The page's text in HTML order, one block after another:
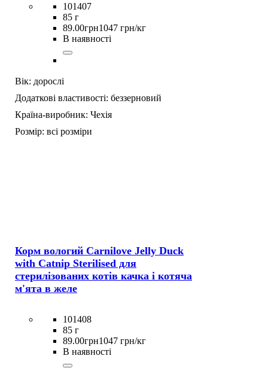
101407
85 г
89.00грн1047 грн/кг
В наявності
Вік: дорослі
Додаткові властивості: беззерновий
Країна-виробник: Чехія
Розмір: всі розміри
Корм вологий Carnilove Jelly Duck
with Catnip Sterilised для
стерилізованих котів качка і котяча
м'ята в желе
101408
85 г
89.00грн1047 грн/кг
В наявності